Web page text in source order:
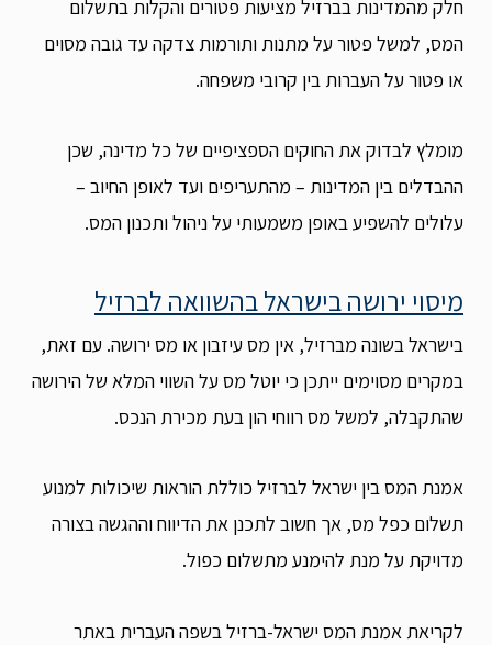
חלק מהמדינות בברזיל מציעות פטורים והקלות בתשלום
המס, למשל פטור על מתנות ותורמות צדקה עד גובה מסוים
או פטור על העברות בין קרובי משפחה.
מומלץ לבדוק את החוקים הספציפיים של כל מדינה, שכן
ההבדלים בין המדינות – מהתעריפים ועד לאופן החיוב –
עלולים להשפיע באופן משמעותי על ניהול ותכנון המס.
מיסוי ירושה בישראל בהשוואה לברזיל
בישראל בשונה מברזיל, אין מס עיזבון או מס ירושה. עם זאת,
במקרים מסוימים ייתכן כי יוטל מס על השווי המלא של הירושה
שהתקבלה, למשל מס רווחי הון בעת מכירת הנכס.
אמנת המס בין ישראל לברזיל כוללת הוראות שיכולות למנוע
תשלום כפל מס, אך חשוב לתכנן את הדיווח וההגשה בצורה
מדויקת על מנת להימנע מתשלום כפול.
לקריאת אמנת המס ישראל-ברזיל בשפה העברית באתר